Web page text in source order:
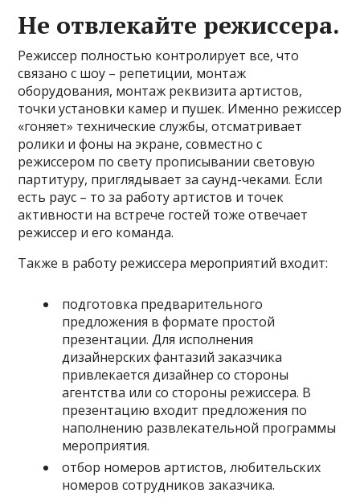
Не отвлекайте режиссера.
Режиссер полностью контролирует все, что
связано с шоу – репетиции, монтаж
оборудования, монтаж реквизита артистов,
точки установки камер и пушек. Именно режиссер
«гоняет» технические службы, отсматривает
ролики и фоны на экране, совместно с
режиссером по свету прописывании световую
партитуру, приглядывает за саунд-чеками. Если
есть раус – то за работу артистов и точек
активности на встрече гостей тоже отвечает
режиссер и его команда.
Также в работу режиссера мероприятий входит:
подготовка предварительного
предложения в формате простой
презентации. Для исполнения
дизайнерских фантазий заказчика
привлекается дизайнер со стороны
агентства или со стороны режиссера. В
презентацию входит предложения по
наполнению развлекательной программы
мероприятия.
отбор номеров артистов, любительских
номеров сотрудников заказчика.